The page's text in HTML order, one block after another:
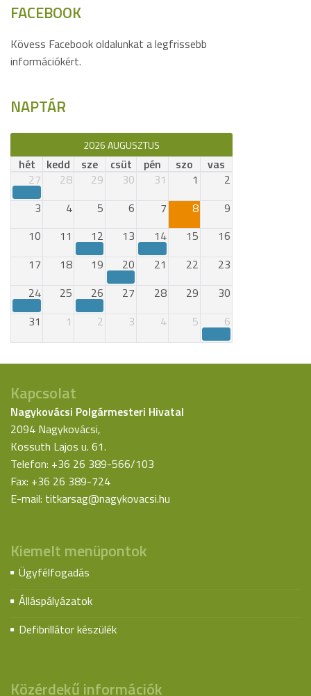
FACEBOOK
Kövess Facebook oldalunkat a legfrissebb
információkért.
NAPTÁR
2026 AUGUSZTUS
hét kedd sze csüt pén szo
vas
27
28 29 30 31 1
2
3
4 5 6 7 8
9
10
11 12 13 14 15
16
17
18 19 20 21 22
23
24
25 26 27 28 29
30
31
1 2 3 4 5 6
Kapcsolat
Nagykovácsi Polgármesteri Hivatal
2094 Nagykovácsi,
Kossuth Lajos u. 61.
Telefon: +36 26 389-566/103
Fax: +36 26 389-724
E-mail: titkarsag@nagykovacsi.hu
Kiemelt menüpontok
Ügyfélfogadás
Álláspályázatok
Defibrillátor készülék
Közérdekű információk